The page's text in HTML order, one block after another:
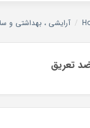
/ آرایشی ، بهداشتی و
تعریق